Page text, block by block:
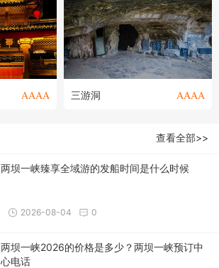
AAAA 三游洞 AAAA
查看全部>>
两坝一峡臻享全域游的发船时间是什么时候
0
2026-08-04
两坝一峡2026的价格是多少？两坝一峡预订中
心电话